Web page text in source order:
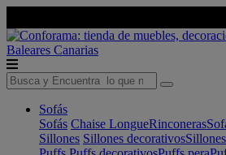
Baleares Canarias
Sofás
Sofás Chaise LongueRinconeras
Sillones Sillones decorativos